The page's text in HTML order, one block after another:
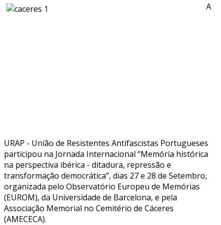
A
URAP - União de Resistentes Antifascistas Portugueses
participou na Jornada Internacional “Memória histórica
na perspectiva ibérica - ditadura, repressão e
transformação democrática”, dias 27 e 28 de Setembro,
organizada pelo Observatório Europeu de Memórias
(EUROM), da Universidade de Barcelona, e pela
Associação Memorial no Cemitério de Cáceres
(AMECECA).